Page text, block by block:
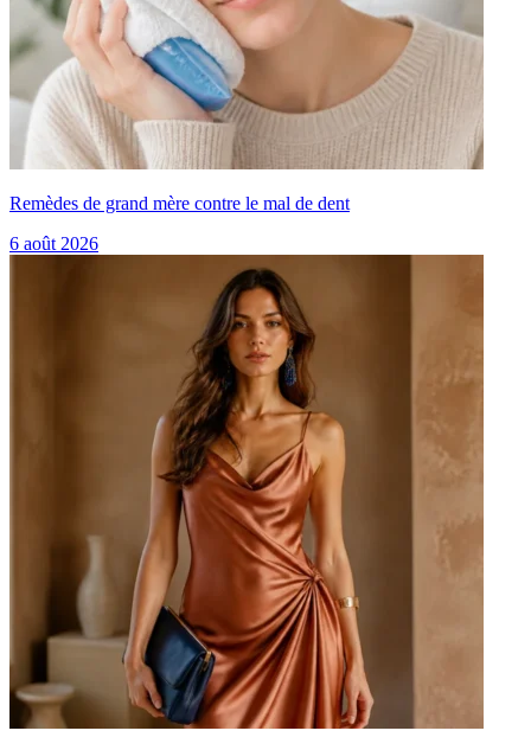
Remèdes de grand mère contre le mal de dent
6 août 2026